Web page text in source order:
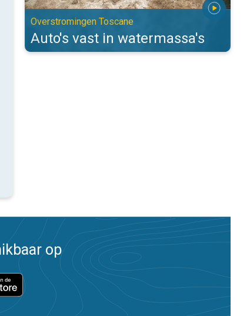
Overstromingen Toscane
Auto's vast in watermassa's
op